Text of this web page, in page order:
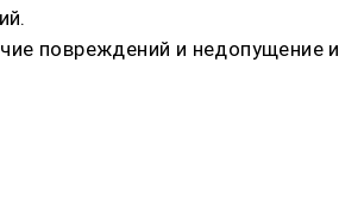
повреждений и недопущение